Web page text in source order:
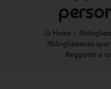
Home
Abbigliamento
Reggiseni e